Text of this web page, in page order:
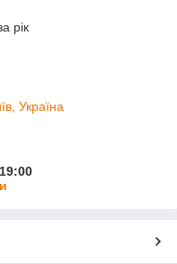
рік
Україна